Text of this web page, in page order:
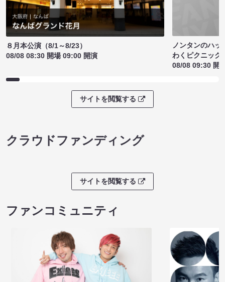
８月本公演（8/1～8/23）
08/08 08:30 開場 09:00 開演
ノンタンのハッ
わくピクニック
08/08 09:30 開
サイトを閲覧する
クラウドファンディング
サイトを閲覧する
ファンコミュニティ